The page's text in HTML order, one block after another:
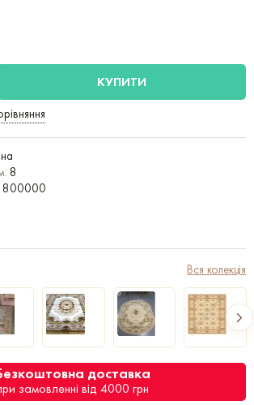
КУПИТИ
8
800000
Вся колекція
доставка
замовленні від 4000 грн